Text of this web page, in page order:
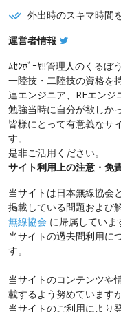
外出時のスキマ時間
運営者情報
ﾑｾﾝﾎﾞｰﾔ!!管理人のくるぼ
一陸技・二陸技の資格を
連エンジニア、RFエンジ
勉強当時に自分が欲しか
皆様にとって有意義なサ
す。
是非ご活用ください。
サイト利用上の注意・免
当サイトは日本無線協会
掲載している問題および
無線協会 に帰属していま
当サイトの過去問利用に
す。
当サイトのコンテンツや
載するよう努めていますが
当サイトのご利用により